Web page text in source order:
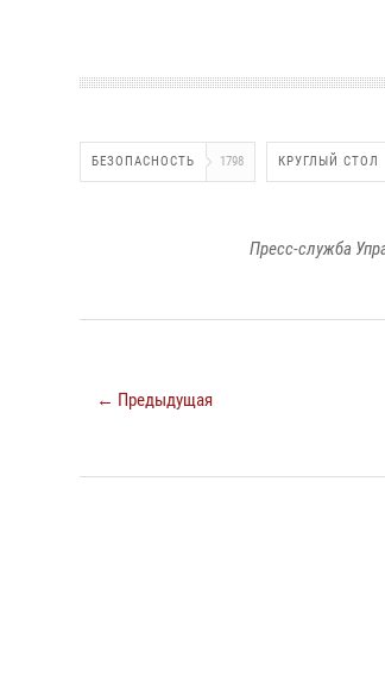
БЕЗОПАСНОСТЬ 1798 КРУГЛЫЙ СТОЛ
Пресс-служба
← Предыдущая